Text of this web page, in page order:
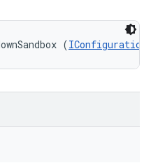
(IConfiguration